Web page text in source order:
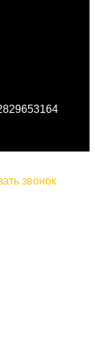
звонок